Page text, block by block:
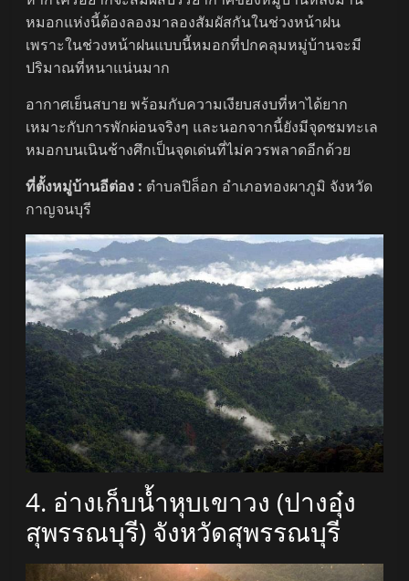
หมอกแห่งนี้ต้องลองมาลองสัมผัสกันในช่วงหน้าฝน
เพราะในช่วงหน้าฝนแบบนี้หมอกที่ปกคลุมหมู่บ้านจะมี
ปริมาณที่หนาแน่นมาก
อากาศเย็นสบาย พร้อมกับความเงียบสงบที่หาได้ยาก
เหมาะกับการพักผ่อนจริงๆ และนอกจากนี้ยังมีจุดชมทะเล
หมอกบนเนินช้างศึกเป็นจุดเด่นที่ไม่ควรพลาดอีกด้วย
ที่ตั้งหมู่บ้านอีต่อง : ตำบลปิล็อก อำเภอทองผาภูมิ จังหวัด
กาญจนบุรี
4. อ่างเก็บน้ำหุบเขาวง (ปางอุ๋ง
สุพรรณบุรี) จังหวัดสุพรรณบุรี